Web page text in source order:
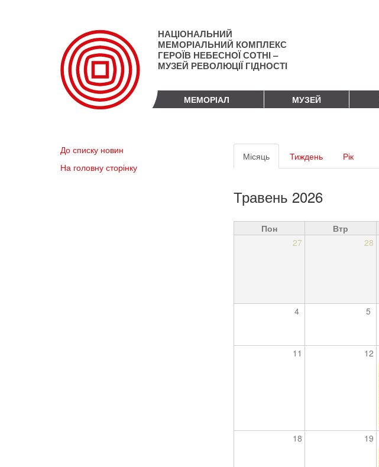
НАЦІОНАЛЬНИЙ
МЕМОРІАЛЬНИЙ КОМПЛЕКС
ГЕРОЇВ НЕБЕСНОЇ СОТНІ –
МУЗЕЙ РЕВОЛЮЦІЇ ГІДНОСТІ
МЕМОРІАЛ МУЗЕЙ
До списку новин
На головну сторінку
Первинні
вкладки
Місяць(активна
вкладка)
Тиждень Рік
Травень 2026
Пон Втр
27
28
4 5
11 12
18 19